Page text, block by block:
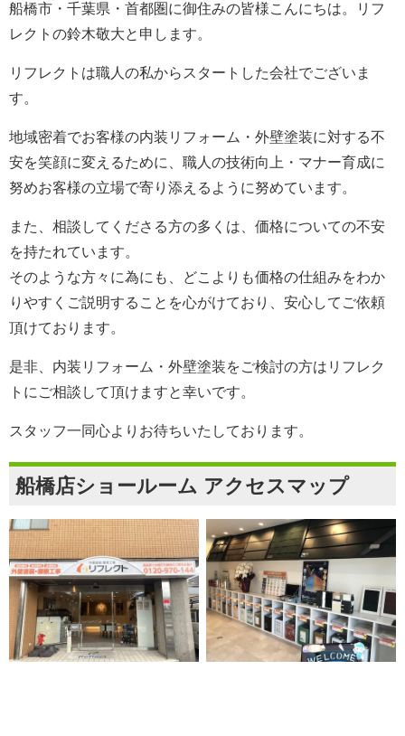
船橋市・千葉県・首都圏に御住みの皆様こんにちは。
リフ
レクト の鈴木敬大と申します。
リフレクト は職人の私からスタートした会社でございま
す。
地域密着でお客様の内装リフォーム・外壁塗装に対する不
安を笑顔に変えるために、職人の技術向上・マナー育成に
努めお客様の立場で寄り添えるように努めています。
また、相談してくださる方の多くは、価格についての不安
を持たれています。
そのような方々に為にも、どこよりも価格の仕組みをわか
りやすくご説明することを心がけており、安心してご依頼
頂けております。
是非、内装リフォーム・外壁塗装をご検討の方は リフレク
ト にご相談して頂けますと幸いです。
スタッフ一同心よりお待ちいたしております。
船橋店ショールーム アクセスマップ